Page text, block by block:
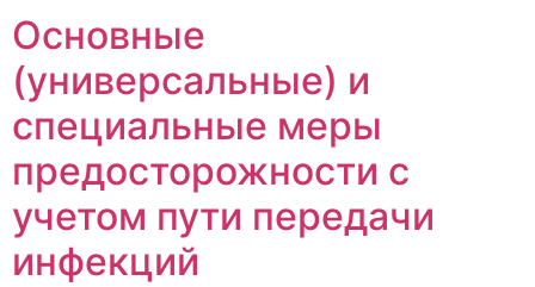
Основные
(универсальные) и
специальные меры
предосторожности с
учетом пути передачи
инфекций